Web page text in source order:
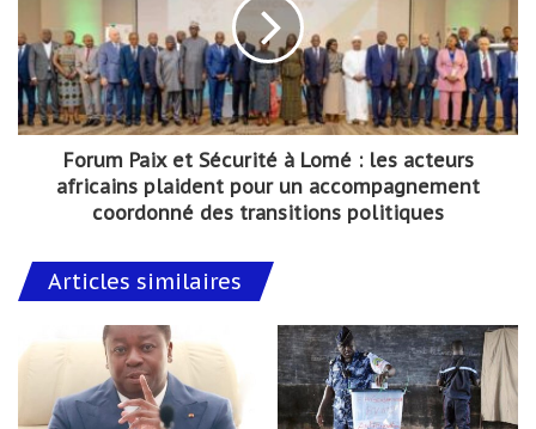
Forum Paix et Sécurité à Lomé : les acteurs
africains plaident pour un accompagnement
coordonné des transitions politiques
Articles similaires